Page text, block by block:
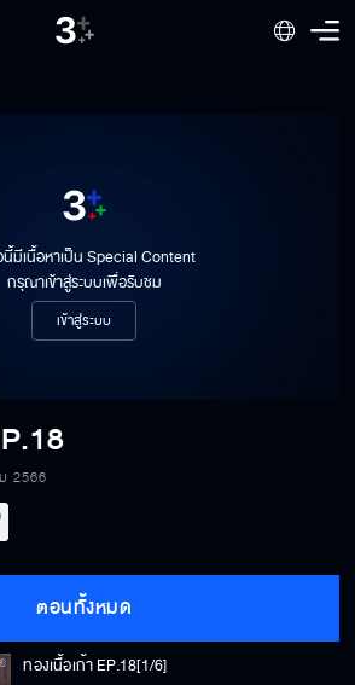
นี้มีเนื้อหาเป็น Special Content
กรุณาเข้าสู่ระบบเพื่อรับชม
เข้าสู่ระบบ
2566
ตอนทั้งหมด
ทองเนื้อเก้า EP.18[1/6]